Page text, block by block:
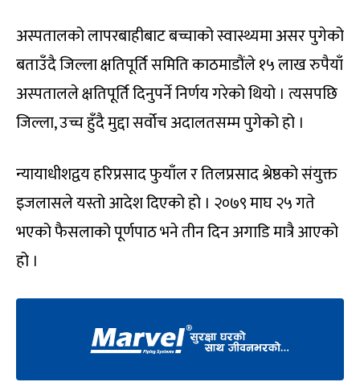
अस्पतालको लापरबाहीबाट बच्चाको स्वास्थ्यमा असर पुगेको
बताउँदै जिल्ला क्षतिपूर्ति समिति काठमाडौंले १५ लाख रुपैयाँ
अस्पतालले क्षतिपूर्ति दिनुपर्ने निर्णय गरेको थियो । त्यसपछि
जिल्ला, उच्च हुँदै मुद्दा सर्वोच अदालतसम्म पुगेको हो ।
न्यायाधीशद्वय हरिप्रसाद फुयाँल र तिलप्रसाद श्रेष्ठको संयुक्त
इजलासले यस्तो आदेश दिएको हो । २०७९ माघ २५ गते
भएको फैसलाको पूर्णपाठ भने तीन दिन अगाडि मात्रै आएको
हो ।